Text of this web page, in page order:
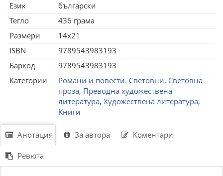
Език
български
Тегло
436 грама
Размери
14x21
ISBN
9789543983193
Баркод
9789543983193
Категории
Романи и повести. Световни, Световна
проза, Преводна художествена
литература, Художествена литература,
Книги
Анотация За автора Коментари
Ревюта